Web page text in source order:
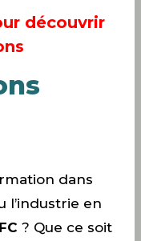
découvrir
dans
l’industrie en
? Que ce soit